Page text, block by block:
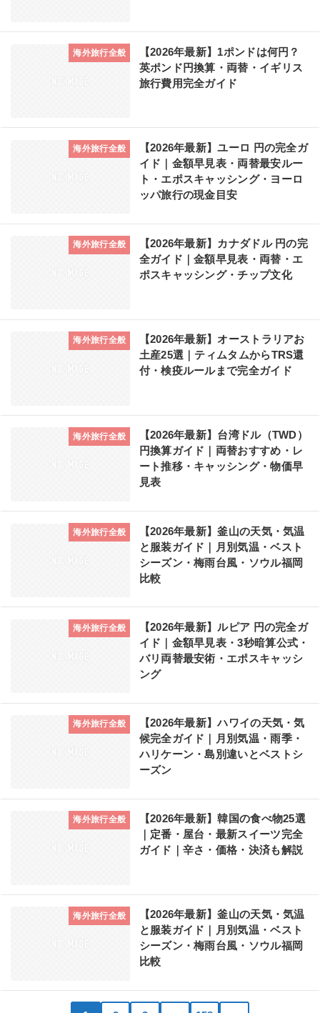
海外旅行全般
【2026年最新】1ポンドは何円？
英ポンド円換算・両替・イギリス
旅行費用完全ガイド
海外旅行全般
【2026年最新】ユーロ 円の完全ガ
イド｜金額早見表・両替最安ルー
ト・エポスキャッシング・ヨーロ
ッパ旅行の現金目安
海外旅行全般
【2026年最新】カナダドル 円の完
全ガイド｜金額早見表・両替・エ
ポスキャッシング・チップ文化
海外旅行全般
【2026年最新】オーストラリアお
土産25選｜ティムタムからTRS還
付・検疫ルールまで完全ガイド
海外旅行全般
【2026年最新】台湾ドル（TWD）
円換算ガイド｜両替おすすめ・レ
ート推移・キャッシング・物価早
見表
海外旅行全般
【2026年最新】釜山の天気・気温
と服装ガイド｜月別気温・ベスト
シーズン・梅雨台風・ソウル福岡
比較
海外旅行全般
【2026年最新】ルピア 円の完全ガ
イド｜金額早見表・3秒暗算公式・
バリ両替最安術・エポスキャッシ
ング
海外旅行全般
【2026年最新】ハワイの天気・気
候完全ガイド｜月別気温・雨季・
ハリケーン・島別違いとベストシ
ーズン
海外旅行全般
【2026年最新】韓国の食べ物25選
｜定番・屋台・最新スイーツ完全
ガイド｜辛さ・価格・決済も解説
海外旅行全般
【2026年最新】釜山の天気・気温
と服装ガイド｜月別気温・ベスト
シーズン・梅雨台風・ソウル福岡
比較